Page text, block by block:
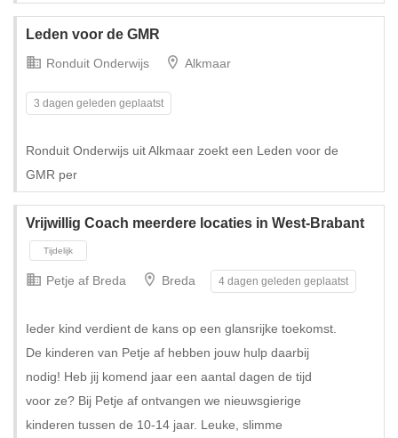
Leden voor de GMR
Ronduit Onderwijs Alkmaar
3 dagen geleden geplaatst
Ronduit Onderwijs uit Alkmaar zoekt een Leden voor de
GMR per
Vrijwillig Coach meerdere locaties in West-Brabant
Petje af Breda Breda 4 dagen geleden geplaatst
Ieder kind verdient de kans op een glansrijke toekomst.
De kinderen van Petje af hebben jouw hulp daarbij
nodig! Heb jij komend jaar een aantal dagen de tijd
voor ze? Bij Petje af ontvangen we nieuwsgierige
kinderen tussen de 10-14 jaar. Leuke, slimme